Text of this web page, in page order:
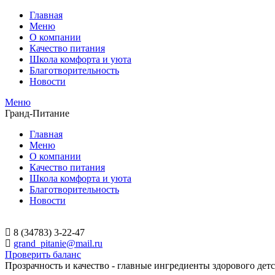
Главная
Меню
О компании
Качество питания
Школа комфорта и уюта
Благотворительность
Новости
Меню
Гранд-Питание
Главная
Меню
О компании
Качество питания
Школа комфорта и уюта
Благотворительность
Новости
8 (34783) 3-22-47
grand_pitanie@mail.ru
Проверить баланс
Прозрачность и качество - главные ингредиенты здорового